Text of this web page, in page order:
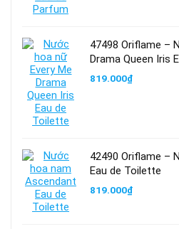
47498 Oriflame –
Drama Queen Iris
819.000₫
42490 Oriflame –
Eau de Toilette
819.000₫